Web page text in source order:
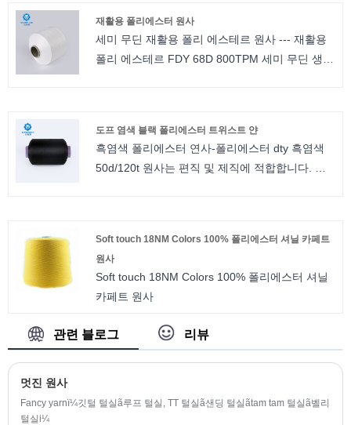
이 있습니다. 트위스트 번호는 80TPM에서
1000TPM입니다. 우리는 소액 주문을 수락하고
무료 샘플이 제공됩니다.
재활용 폴리에스터 원사
세미 무딘 재활용 폴리 에스테르 원사 --- 재활용
폴리 에스테르 FDY 68D 800TPM 세미 무딘 생
딘, 완전 무딘, 밝음 및 삼엽충 밝음이 있습니다.
트위스트 번호는 0TPM에서 1000TPM까지입니
다. 우리는 소액 주문을 수락하고 무료 샘플이 제
도프 염색 블랙 폴리에스터 트위스트 얀
흑염색 폴리에스터 연사-폴리에스터 dty 흑염색
50d/120t 원사는 편직 및 제직에 적합합니다. 폴
호는 80TPM에서 1000TPM입니다. 우리는 소액
주문을 수락하고 무료 샘플이 제공됩니다.
Soft touch 18NM Colors 100% 폴리에스터 셔닐 카페트
원사
Soft touch 18NM Colors 100% 폴리에스터 셔닐
카페트 원사
관련 블로그 리뷰
멋진 원사
Fancy yarnï¼깃털 털실ã루프 털실, TT 털실ã샌딩 털실ãtam tam 털실ã벨리
털실i¼